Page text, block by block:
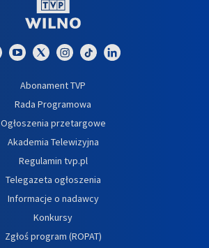
Abonament TVP
Rada Programowa
Ogłoszenia przetargowe
Akademia Telewizyjna
Regulamin tvp.pl
Telegazeta ogłoszenia
Informacje o nadawcy
Konkursy
Zgłoś program (ROPAT)